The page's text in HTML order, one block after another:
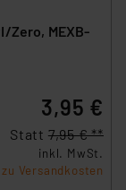
Zero, MEXB-
3,95 €
Statt 7,95 € **
inkl. MwSt.
Versandkosten